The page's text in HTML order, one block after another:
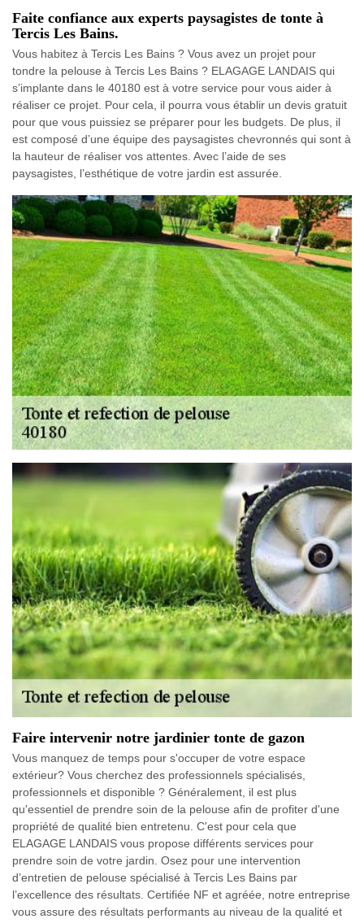
Faite confiance aux experts paysagistes de tonte à
Tercis Les Bains.
Vous habitez à Tercis Les Bains ? Vous avez un projet pour
tondre la pelouse à Tercis Les Bains ? ELAGAGE LANDAIS qui
s’implante dans le 40180 est à votre service pour vous aider à
réaliser ce projet. Pour cela, il pourra vous établir un devis gratuit
pour que vous puissiez se préparer pour les budgets. De plus, il
est composé d’une équipe des paysagistes chevronnés qui sont à
la hauteur de réaliser vos attentes. Avec l’aide de ses
paysagistes, l’esthétique de votre jardin est assurée.
Faire intervenir notre jardinier tonte de gazon
Vous manquez de temps pour s'occuper de votre espace
extérieur? Vous cherchez des professionnels spécialisés,
professionnels et disponible ? Généralement, il est plus
qu'essentiel de prendre soin de la pelouse afin de profiter d'une
propriété de qualité bien entretenu. C'est pour cela que
ELAGAGE LANDAIS vous propose différents services pour
prendre soin de votre jardin. Osez pour une intervention
d’entretien de pelouse spécialisé à Tercis Les Bains par
l’excellence des résultats. Certifiée NF et agréée, notre entreprise
vous assure des résultats performants au niveau de la qualité et